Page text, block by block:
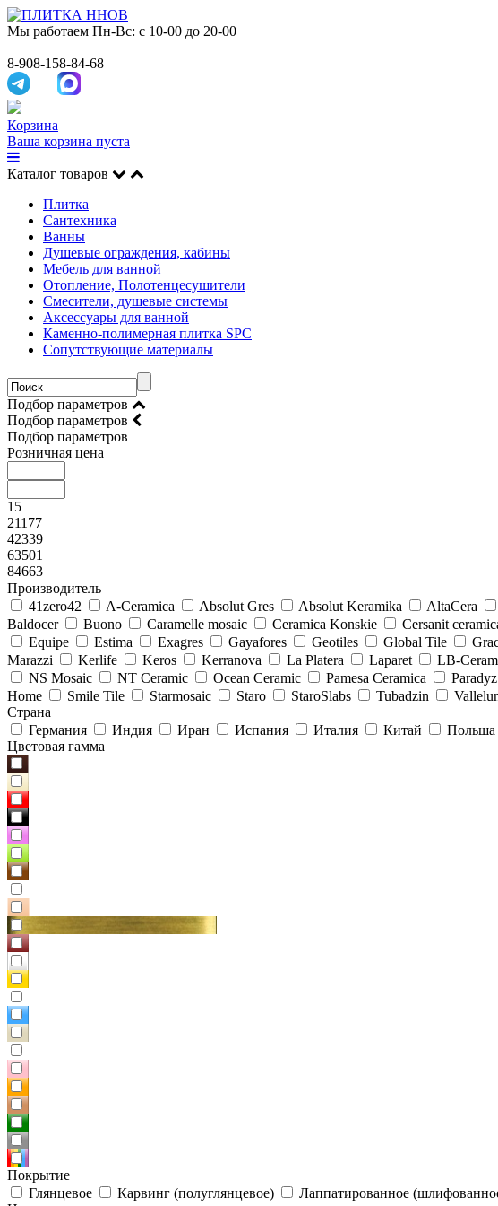
Мы работаем Пн-Вс: с 10-00 до 20-00
8-908-158-84-68
Корзина
Ваша корзина пуста
Каталог товаров
Плитка
Сантехника
Ванны
Душевые ограждения, кабины
Мебель для ванной
Отопление, Полотенцесушители
Смесители, душевые системы
Аксессуары для ванной
Каменно-полимерная плитка SPC
Сопутствующие материалы
Подбор параметров
Подбор параметров
Подбор параметров
Розничная цена
15
21177
42339
63501
84663
Производитель
41zero42
A-Ceramica Absolut Gres Absolut Keramika AltaCera
Baldocer
Buono Caramelle mosaic Ceramica Konskie Cersanit
Equipe
Estima Exagres Gayafores Geotiles Global Tile
Marazzi
Kerlife Keros Kerranova La Platera Laparet LB-
NS Mosaic
NT Ceramic Ocean Ceramic Pamesa Ceramica
Home
Smile Tile Starmosaic Staro StaroSlabs Tubadzin
Страна
Германия
Индия Иран Испания Италия Китай Польша
Цветовая гамма
Покрытие
Глянцевое
Карвинг (полуглянцевое) Лаппатированное